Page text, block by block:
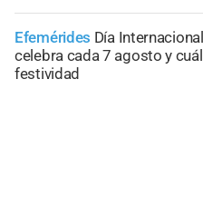
Efemérides Día
celebra cada 7 agosto y
festividad